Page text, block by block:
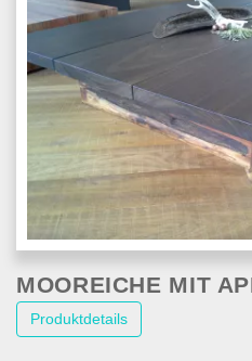
MOOREICHE MIT
Produktdetails